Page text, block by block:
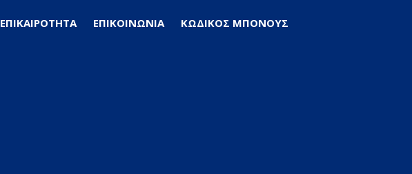
ΕΠΙΚΑΙΡΟΤΗΤΑ ΕΠΙΚΟΙΝΩΝΙΑ ΚΩΔΙΚΟΣ ΜΠΟΝΟΥΣ